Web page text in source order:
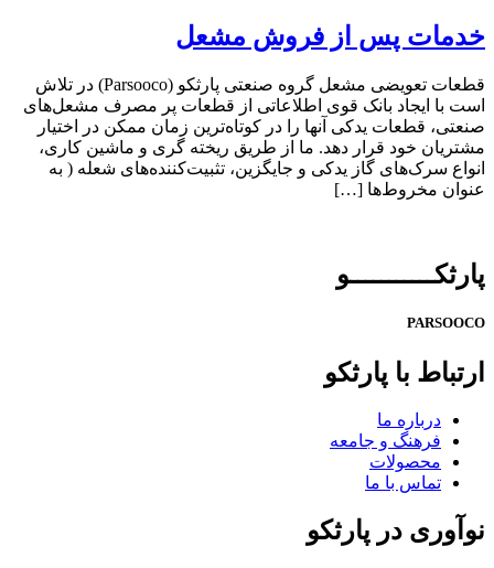
خدمات پس از فروش مشعل
قطعات تعویضی مشعل گروه صنعتی پارثکو (Parsooco) در تلاش
است با ایجاد بانک قوی اطلاعاتی از قطعات پر مصرف مشعل‌های
صنعتی، قطعات یدکی آنها را در کوتاه‌ترین زمان ممکن در اختیار
مشتریان خود قرار دهد. ما از طریق ریخته گری و ماشین کاری،
انواع سرک‌های گاز یدکی و جایگزین، تثبیت‌کننده‌های شعله ( به
عنوان مخروط‌ها […]
پارثكـــــــــــو
PARSOOCO
ارتباط با پارثکو
درباره ما
فرهنگ و جامعه
محصولات
تماس با ما
نوآوری در پارثکو